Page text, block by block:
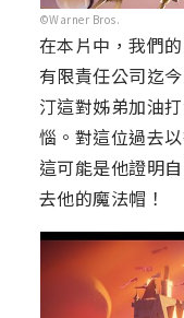
©Warner Bros.
在本片中，我們
有限責任公司迄
汀這對姊弟加油
惱。對這位過去
這可能是他證明
去他的魔法帽！